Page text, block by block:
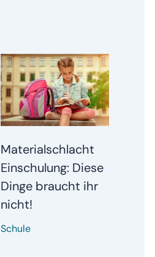
Materialschlacht
Einschulung: Diese
Dinge braucht ihr
nicht!
Schule